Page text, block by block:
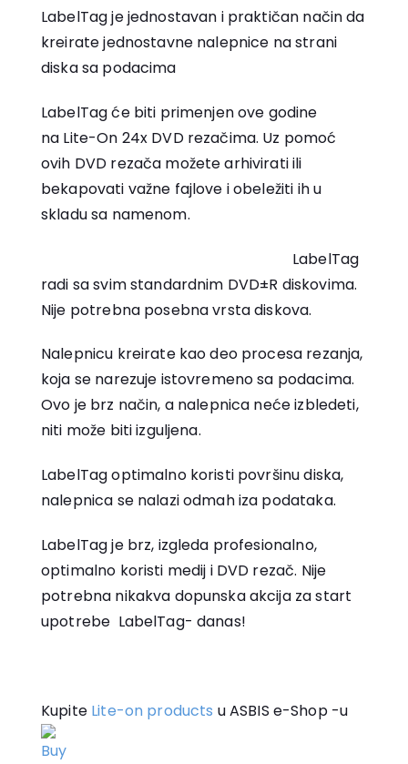
LabelTag je jednostavan i praktičan način da
kreirate jednostavne nalepnice na strani
diska sa podacima
LabelTag će biti primenjen ove godine
na Lite-On 24x DVD rezačima. Uz pomoć
ovih DVD rezača možete arhivirati ili
bekapovati važne fajlove i obeležiti ih u
skladu sa namenom.
LabelTag
radi sa svim standardnim DVD±R diskovima.
Nije potrebna posebna vrsta diskova.
Nalepnicu kreirate kao deo procesa rezanja,
koja se narezuje istovremeno sa podacima.
Ovo je brz način, a nalepnica neće izbledeti,
niti može biti izguljena.
LabelTag optimalno koristi površinu diska,
nalepnica se nalazi odmah iza podataka.
LabelTag je brz, izgleda profesionalno,
optimalno koristi medij i DVD rezač. Nije
potrebna nikakva dopunska akcija za start
upotrebe LabelTag- danas!
Kupite Lite-on products u ASBIS e-Shop -u